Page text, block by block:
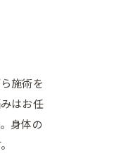
施術を
はお任
身体の